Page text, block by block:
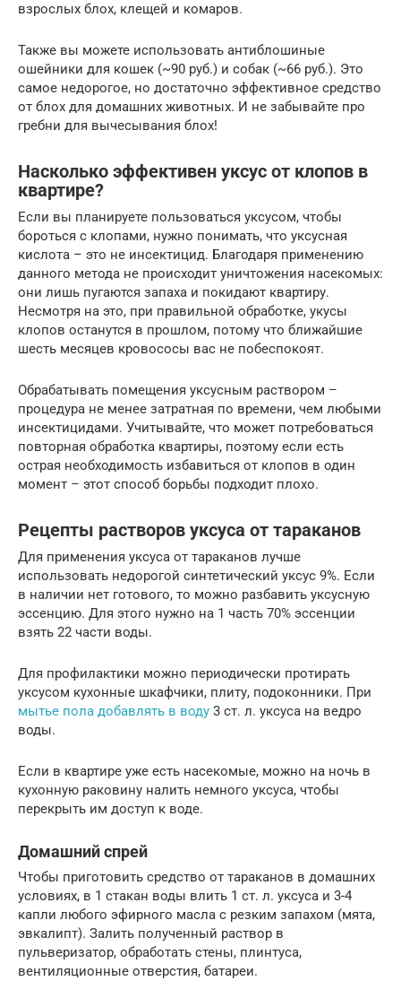
взрослых блох, клещей и комаров.
Также вы можете использовать антиблошиные
ошейники для кошек (~90 руб.) и собак (~66 руб.). Это
самое недорогое, но достаточно эффективное средство
от блох для домашних животных. И не забывайте про
гребни для вычесывания блох!
Насколько эффективен уксус от клопов в
квартире?
Если вы планируете пользоваться уксусом, чтобы
бороться с клопами, нужно понимать, что уксусная
кислота – это не инсектицид. Благодаря применению
данного метода не происходит уничтожения насекомых:
они лишь пугаются запаха и покидают квартиру.
Несмотря на это, при правильной обработке, укусы
клопов останутся в прошлом, потому что ближайшие
шесть месяцев кровососы вас не побеспокоят.
Обрабатывать помещения уксусным раствором –
процедура не менее затратная по времени, чем любыми
инсектицидами. Учитывайте, что может потребоваться
повторная обработка квартиры, поэтому если есть
острая необходимость избавиться от клопов в один
момент – этот способ борьбы подходит плохо.
Рецепты растворов уксуса от тараканов
Для применения уксуса от тараканов лучше
использовать недорогой синтетический уксус 9%. Если
в наличии нет готового, то можно разбавить уксусную
эссенцию. Для этого нужно на 1 часть 70% эссенции
взять 22 части воды.
Для профилактики можно периодически протирать
уксусом кухонные шкафчики, плиту, подоконники. При
мытье пола добавлять в воду 3 ст. л. уксуса на ведро
воды.
Если в квартире уже есть насекомые, можно на ночь в
кухонную раковину налить немного уксуса, чтобы
перекрыть им доступ к воде.
Домашний спрей
Чтобы приготовить средство от тараканов в домашних
условиях, в 1 стакан воды влить 1 ст. л. уксуса и 3-4
капли любого эфирного масла с резким запахом (мята,
эвкалипт). Залить полученный раствор в
пульверизатор, обработать стены, плинтуса,
вентиляционные отверстия, батареи.